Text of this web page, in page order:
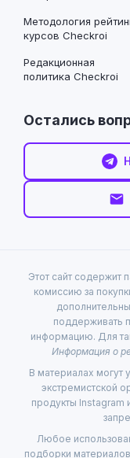
Методология
курсов Checkroi
Редакционная
политика Checkroi
Остались
Этот сайт содержит
комиссию за
поддерживать
информацию. Для
Информация о
В материалах могут
экстремистской
продукты Instagram
Любое
подборки